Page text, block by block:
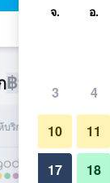
฿9,403
ริการ
จ. อ.
3 4
10 11
17 18